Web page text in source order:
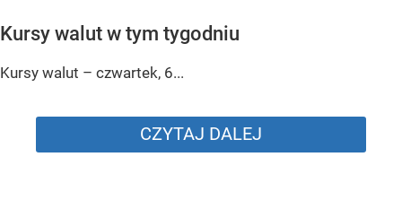
Kursy walut w tym tygodniu
Kursy walut – czwartek, 6...
CZYTAJ DALEJ